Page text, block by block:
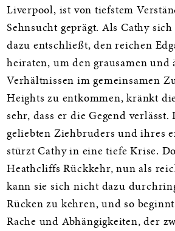
Liverpool, ist von tiefstem
Sehnsucht geprägt. Als Cathy
dazu entschließt, den reichen
heiraten, um den grausamen und
Verhältnissen im gemeinsamen
Heights zu entkommen, kränkt
sehr, dass er die Gegend verlässt.
geliebten Ziehbruders und ihres
stürzt Cathy in eine tiefe Krise.
Heathcliffs Rückkehr, nun als
kann sie sich nicht dazu
Rücken zu kehren, und so
Rache und Abhängigkeiten, der